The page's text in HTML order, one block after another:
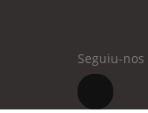
Seguiu-nos